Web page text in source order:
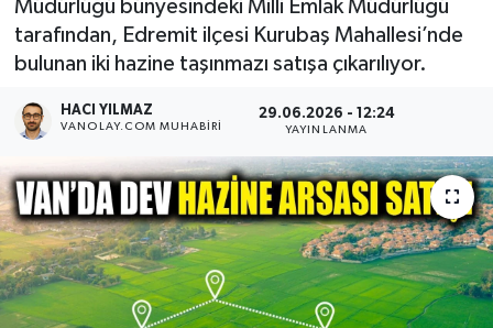
Müdürlüğü bünyesindeki Milli Emlak Müdürlüğü
tarafından, Edremit ilçesi Kurubaş Mahallesi’nde
bulunan iki hazine taşınmazı satışa çıkarılıyor.
HACI YILMAZ
VANOLAY.COM MUHABIRI
29.06.2026 - 12:24
YAYINLANMA
Eğitim
RESMİ İLANLAR
Tüm Manşetler